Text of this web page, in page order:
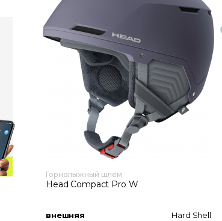
Горнолыжный шлем
Head Compact Pro W
внешняя
Hard Shell